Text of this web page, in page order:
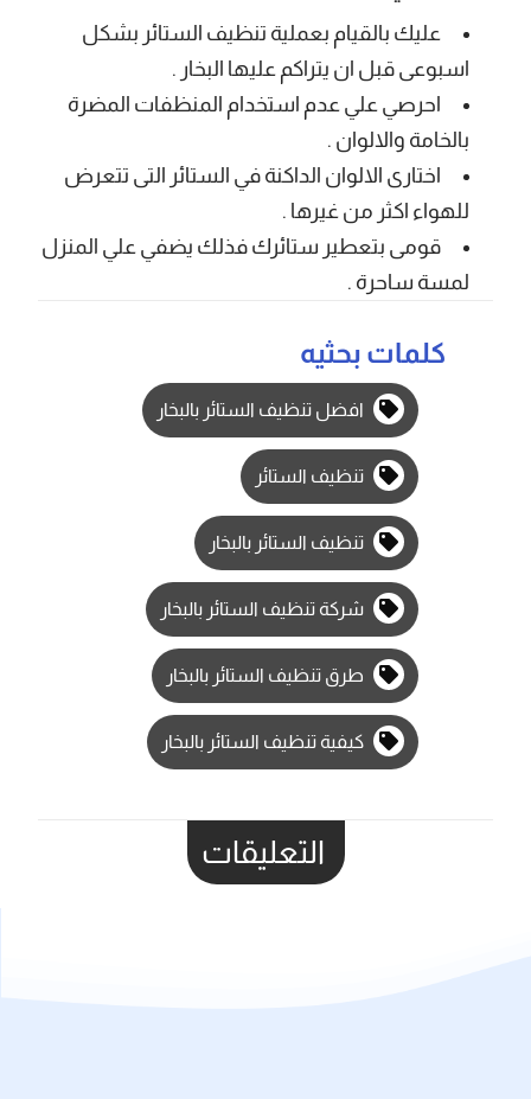
عليك بالقيام بعملية تنظيف الستائر بشكل
اسبوعى قبل ان يتراكم عليها البخار .
احرصي علي عدم استخدام المنظفات المضرة
بالخامة والالوان .
اختارى الالوان الداكنة في الستائر التى تتعرض
للهواء اكثر من غيرها .
قومى بتعطير ستائرك فذلك يضفي علي المنزل
لمسة ساحرة .
كلمات بحثيه
افضل تنظيف الستائر بالبخار
تنظيف الستائر
تنظيف الستائر بالبخار
شركة تنظيف الستائر بالبخار
طرق تنظيف الستائر بالبخار
كيفية تنظيف الستائر بالبخار
التعليقات